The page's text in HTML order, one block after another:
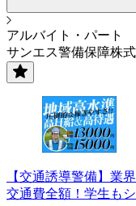
アルバイト・パート
サンエス警備保障株
【交通誘導警備】業
交通費全額！学生も